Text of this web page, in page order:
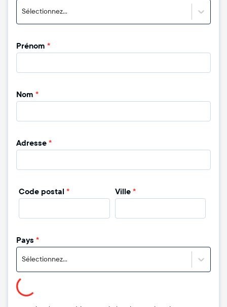
Sélectionnez...
Prénom *
Nom *
Adresse*
Code postal * Ville *
Pays *
Sélectionnez...